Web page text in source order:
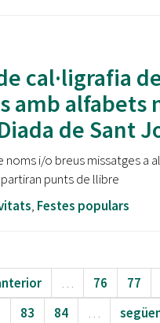
cal·ligrafia
amb alfabets
de Sant
noms i/o breus missatges a
punts de llibre
, Festes populars
… 76 77
83 84 …